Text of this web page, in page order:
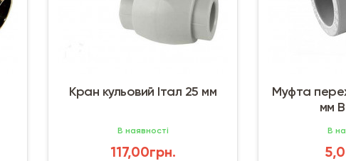
Кран кульовий Італ 25 мм
В наявності
117,00грн.
Муфта
мм
В